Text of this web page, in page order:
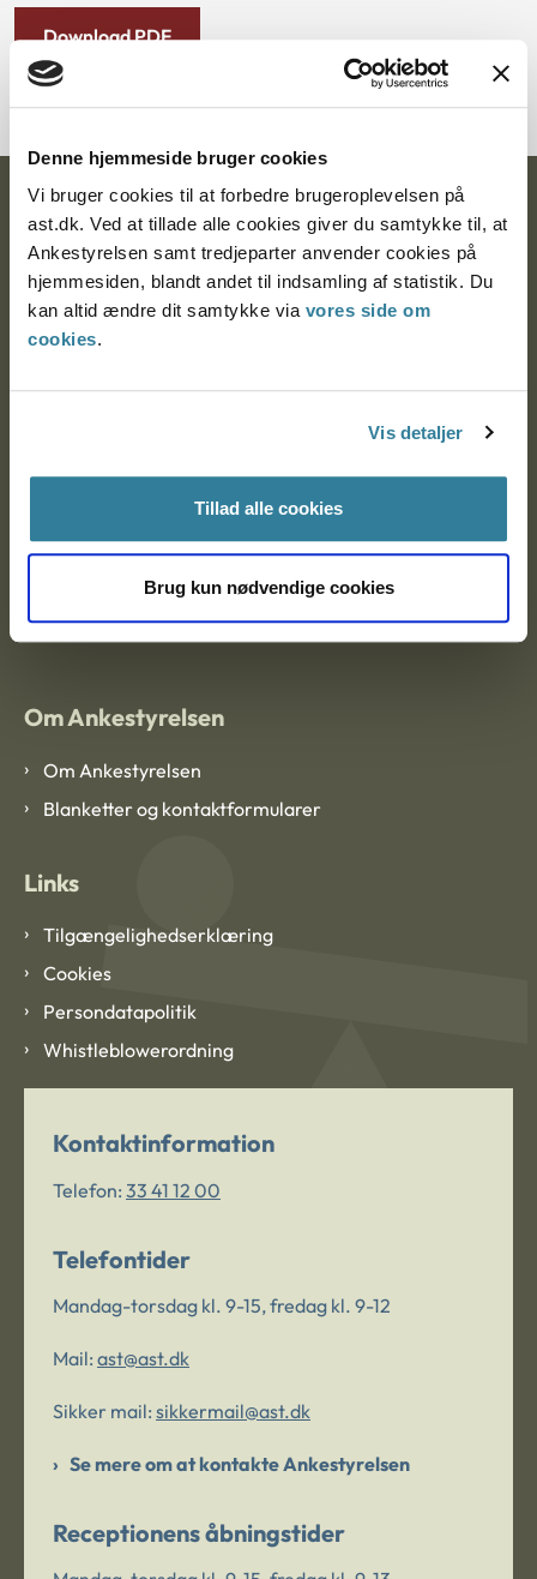
Denne hjemmeside bruger cookies
Vi bruger cookies til at forbedre brugeroplevelsen på
ast.dk. Ved at tillade alle cookies giver du samtykke til, at
Ankestyrelsen samt tredjeparter anvender cookies på
hjemmesiden, blandt andet til indsamling af statistik. Du
kan altid ændre dit samtykke via vores side om
cookies.
Vis detaljer
Tillad alle cookies
Brug kun nødvendige cookies
Download PDF
Ankestyrelsen
Postadresse:
Nytorv 7, 2. sal
9000 Aalborg
Ankestyrelsen København
EAN: 57 98 000 35 48 21
CVR: 1007 4002
Om Ankestyrelsen
Om Ankestyrelsen
Blanketter og kontaktformularer
Links
Tilgængelighedserklæring
Cookies
Persondatapolitik
Whistleblowerordning
Kontaktinformation
Telefon: 33 41 12 00
Telefontider
Mandag-torsdag kl. 9-15, fredag kl. 9-12
Mail: ast@ast.dk
Sikker mail: sikkermail@ast.dk
Se mere om at kontakte Ankestyrelsen
Receptionens åbningstider